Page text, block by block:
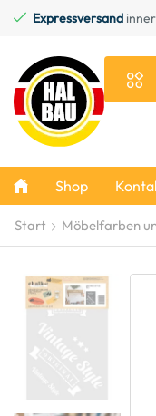
Expressversand
Shop
Start Möbelfarben